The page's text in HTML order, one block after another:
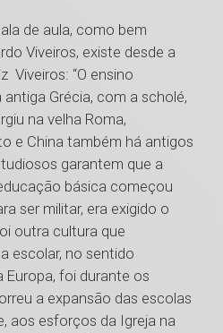
de aula, como bem
Viveiros, existe desde a
Viveiros: “O ensino
Grécia, com a scholé,
na velha Roma,
e China também há antigos
garantem que a
básica começou
ser militar, era exigido o
outra cultura que
escolar, no sentido
Europa, foi durante os
a expansão das escolas
aos esforços da Igreja na